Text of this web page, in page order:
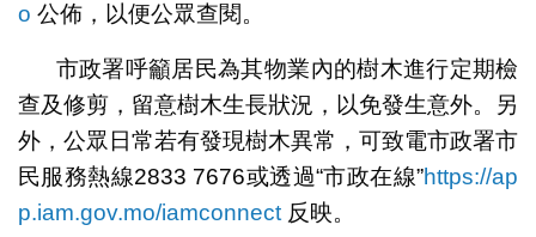
o 公佈，以便公眾查閱。
市政署呼籲居民為其物業內的樹木進行定期檢
查及修剪，留意樹木生長狀況，以免發生意外。另
外，公眾日常若有發現樹木異常，可致電市政署市
民服務熱線2833 7676或透過“市政在線”https://ap
p.iam.gov.mo/iamconnect反映。